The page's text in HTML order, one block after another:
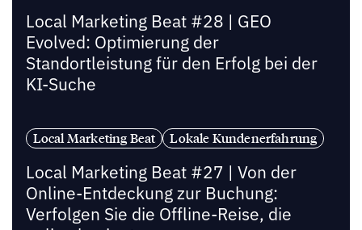
Local Marketing Beat #28 | GEO
Evolved: Optimierung der
Standortleistung für den Erfolg bei der
KI-Suche
Local Marketing Beat Lokale Kundenerfahrung
Local Marketing Beat #27 | Von der
Online-Entdeckung zur Buchung:
Verfolgen Sie die Offline-Reise, die